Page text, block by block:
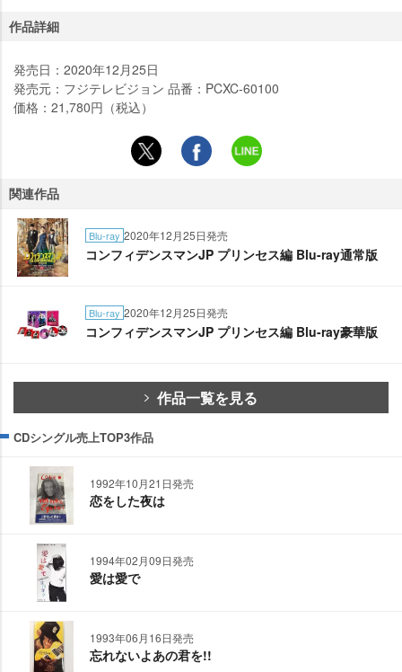
作品詳細
発売日：2020年12月25日
発売元：フジテレビジョン 品番：PCXC-60100
価格：21,780円（税込）
関連作品
Blu-ray 2020年12月25日発売
コンフィデンスマンJP プリンセス編 Blu-ray通常版
Blu-ray 2020年12月25日発売
コンフィデンスマンJP プリンセス編 Blu-ray豪華版
作品一覧を見る
CDシングル売上TOP3作品
1992年10月21日発売
恋をした夜は
1994年02月09日発売
愛は愛で
1993年06月16日発売
忘れないよあの君を!!